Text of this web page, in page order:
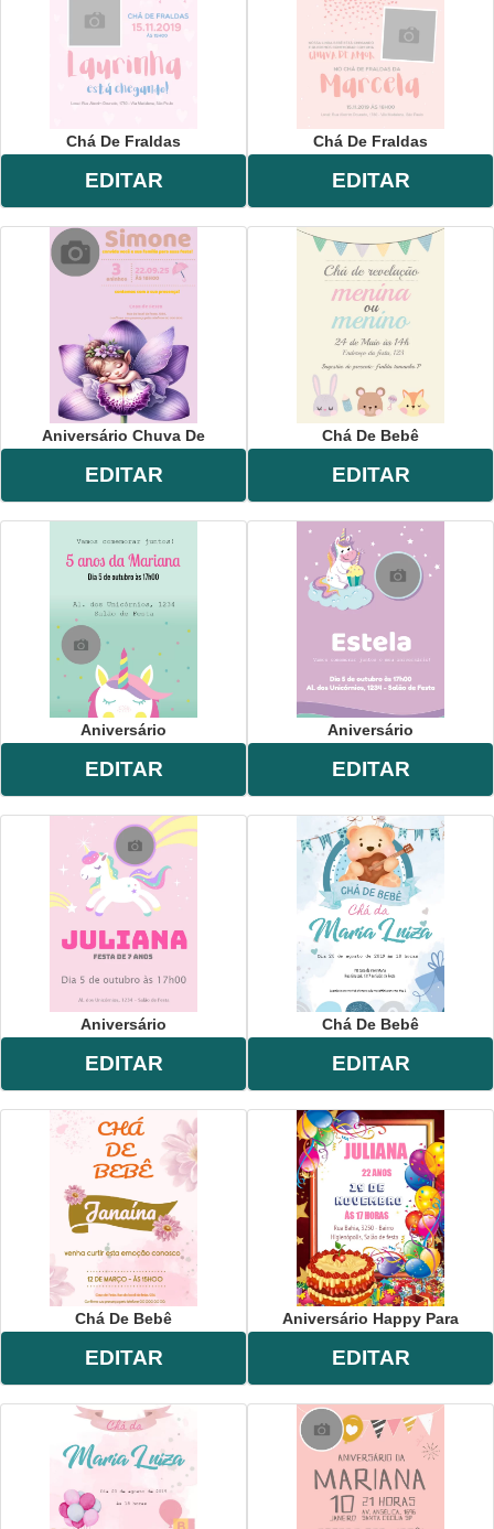
Chá De Fraldas
EDITAR
Chá De Fraldas
EDITAR
Aniversário Chuva De
EDITAR
Chá De Bebê
EDITAR
Aniversário
EDITAR
Aniversário
EDITAR
Aniversário
EDITAR
Chá De Bebê
EDITAR
Chá De Bebê
EDITAR
Aniversário Happy Para
EDITAR